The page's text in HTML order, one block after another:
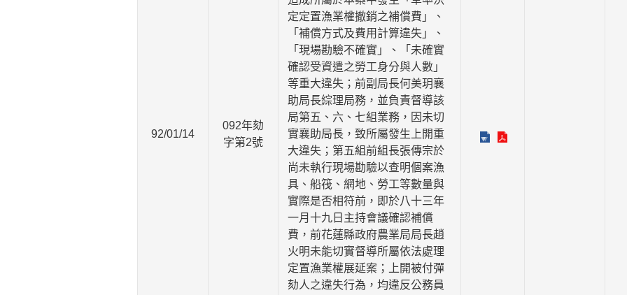
92/01/14
092年劾
字第2號
定定置漁業權撤銷之補償費」、
「補償方式及費用計算違失」、
「現場勘驗不確實」、「未確實
確認受資遣之勞工身分與人數」
等重大違失；前副局長何美玥襄
助局長綜理局務，並負責督導該
局第五、六、七組業務，因未切
實襄助局長，致所屬發生上開重
大違失；第五組前組長張傳宗於
尚未執行現場勘驗以查明個案漁
具、船筏、網地、勞工等數量與
實際是否相符前，即於八十三年
一月十九日主持會議確認補償
費，前花蓮縣政府農業局局長趙
火明未能切實督導所屬依法處理
定置漁業權展延案；上開被付彈
劾人之違失行為，均違反公務員